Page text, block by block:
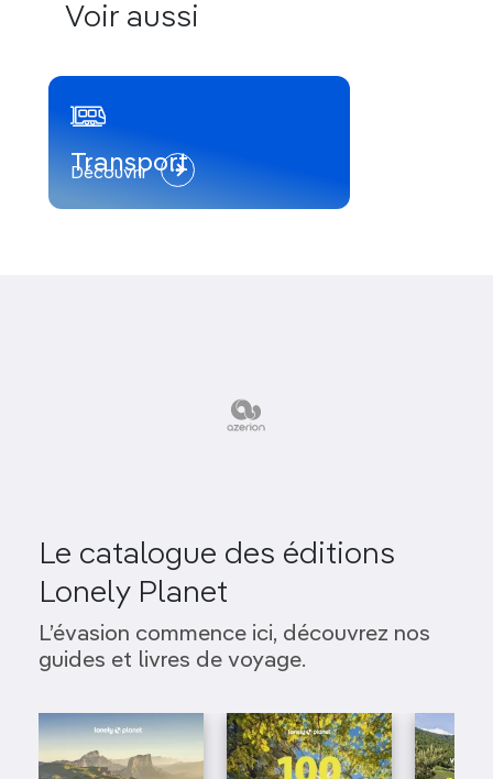
Voir aussi
Transport
Découvrir
Le catalogue des éditions
Lonely Planet
L’évasion commence ici, découvrez nos
guides et livres de voyage.